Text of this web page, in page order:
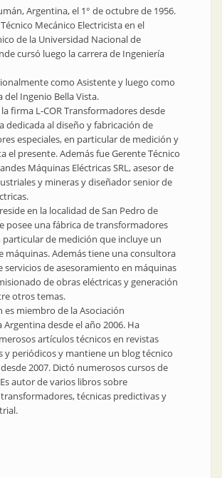
Argentina, el 1° de octubre de 1956.
Mecánico Electricista en el
de la Universidad Nacional de
cursó luego la carrera de Ingeniería
como Asistente y luego como
del Ingenio Bella Vista.
firma L-COR Transformadores desde
dedicada al diseño y fabricación de
especiales, en particular de medición y
el presente. Además fue Gerente Técnico
Máquinas Eléctricas SRL, asesor de
y mineras y diseñador senior de
en la localidad de San Pedro de
posee una fábrica de transformadores
particular de medición que incluye un
máquinas. Además tiene una consultora
servicios de asesoramiento en máquinas
de obras eléctricas y generación
otros temas.
es miembro de la Asociación
Argentina desde el año 2006. Ha
artículos técnicos en revistas
y periódicos y mantiene un blog técnico
2007. Dictó numerosos cursos de
autor de varios libros sobre
técnicas predictivas y